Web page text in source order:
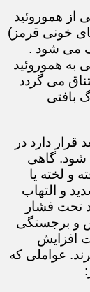
هموروئید
خونی قرمز)
می شود .
به هموروئید
می گردد
بافتی
دارد در
شود. گاهی
و لخته یا
و التهاب
تحت فشار
و برجستگی
افزایش
عواملی که